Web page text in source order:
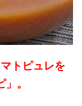
トピュレを
。